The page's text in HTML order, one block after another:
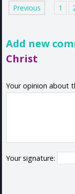
Previous 1
Add new
Christ
Your opinion about
Your signature: